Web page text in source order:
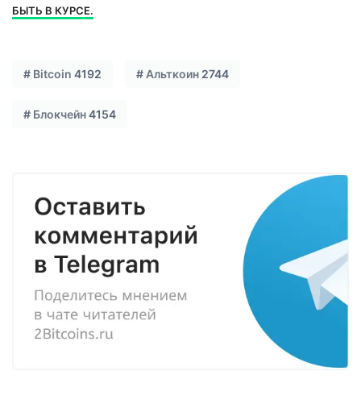
БЫТЬ В КУРСЕ.
# Bitcoin 4192 #Альткоин 2744
# Блокчейн4154